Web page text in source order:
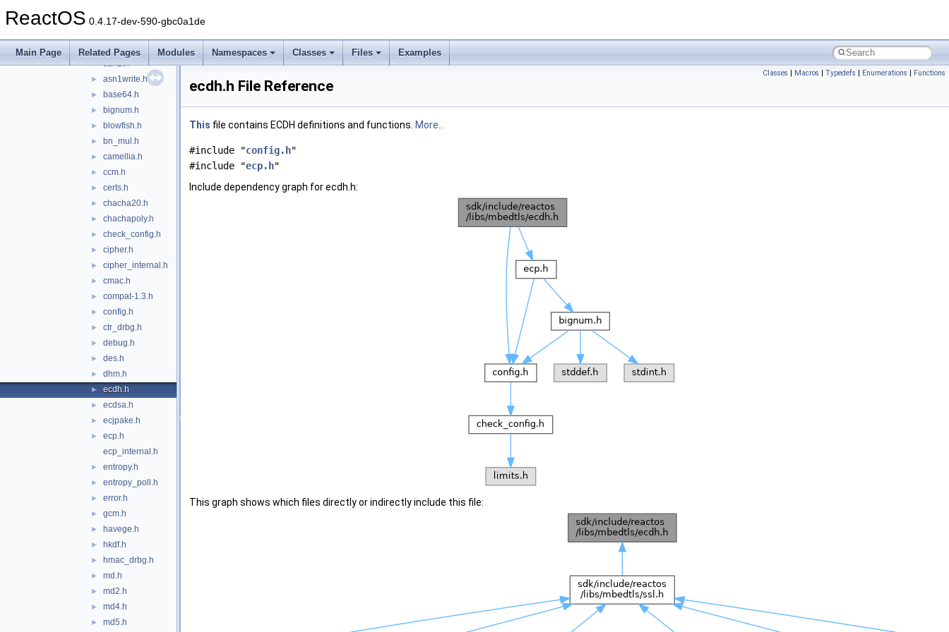
ReactOS 0.4.17-dev-590-gbc0a1de
Main Page Related Pages Modules Namespaces Classes Files Examples
► aesni.h
► aria.h
► asn1.h
► asn1write.h
► base64.h
► bignum.h
► blowfish.h
► bn_mul.h
► camellia.h
► ccm.h
► certs.h
► chacha20.h
► chachapoly.h
► check_config.h
► cipher.h
► cipher_internal.h
► cmac.h
► compat-1.3.h
► config.h
► ctr_drbg.h
► debug.h
► des.h
► dhm.h
► ecdh.h
► ecdsa.h
► ecjpake.h
►
ecp.h
ecp_internal.h
► entropy.h
► entropy_poll.h
► error.h
► gcm.h
► havege.h
► hkdf.h
► hmac_drbg.h
► md.h
► md2.h
► md4.h
► md5.h
Classes | Macros | Typedefs | Enumerations | Functions
ecdh.h File Reference
This file contains ECDH definitions and functions. More...
#include "config.h"
#include "ecp.h"
Include dependency graph for ecdh.h:
This graph shows which files directly or indirectly include this file: